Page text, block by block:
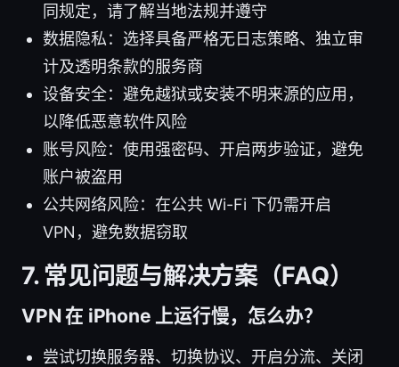
同规定，请了解当地法规并遵守
数据隐私：选择具备严格无日志策略、独立审
计及透明条款的服务商
设备安全：避免越狱或安装不明来源的应用，
以降低恶意软件风险
账号风险：使用强密码、开启两步验证，避免
账户被盗用
公共网络风险：在公共 Wi-Fi 下仍需开启
VPN，避免数据窃取
7. 常见问题与解决方案（FAQ）
VPN 在 iPhone 上运行慢，怎么办？
尝试切换服务器、切换协议、开启分流、关闭